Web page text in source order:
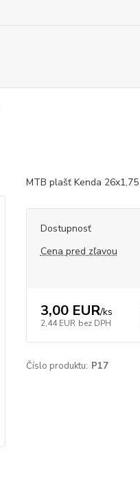
MTB plašť Kenda
Dostupnosť
Cena pred zľavou
3,00 EUR/ks
2,44 EUR bez DPH
Číslo produktu: P17